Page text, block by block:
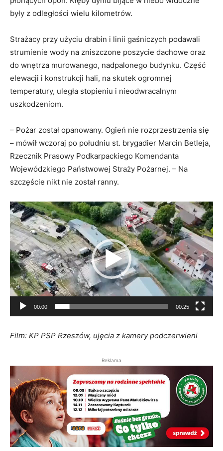
Wyzwanie przed którym stanęli strażacy na miejscu
płonących opon. Kłęby dymu bijące w niebo widoczne
były z odległości wielu kilometrów.
Strażacy przy użyciu drabin i linii gaśniczych podawali
strumienie wody na zniszczone poszycie dachowe oraz
do wnętrza murowanego, nadpalonego budynku. Część
temperatury, uległa stopieniu i nieodwracalnym
uszkodzeniom.
–Pożar został opanowany. Ogień nie rozprzestrzenia się
– mówił wczoraj po południu st. brygadier Marcin Betleja,
Wojewódzkiego Państwowej Straży Pożarnej. –Na
szczęście nikt nie został ranny.
Odtwarzacz
video
Film: KP PSP Rzeszów, ujęcia z kamery podczerwieni
Reklama